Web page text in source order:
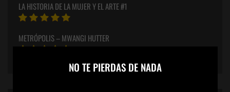
LA HISTORIA DE LA MUJER Y EL ARTE #1
METRÓPOLIS – MWANGI HUTTER
NO TE PIERDAS DE NADA